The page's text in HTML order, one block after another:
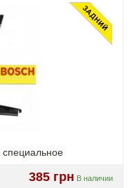
специальное
385 грн В наличии